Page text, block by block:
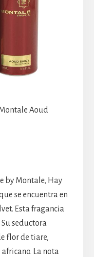
Aoud
by Montale, Hay
se encuentra en
Esta fragancia
seductora
flor de tiare,
La nota